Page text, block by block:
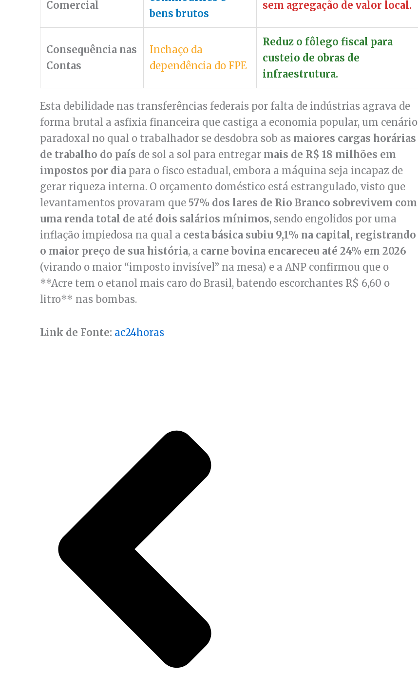
Comercial
bens brutos
sem agregação de valor local.
Consequência nas
Contas
Inchaço da
dependência do FPE
Reduz o fôlego fiscal para
custeio de obras de
infraestrutura.
Esta debilidade nas transferências federais por falta de indústrias agrava de
forma brutal a asfixia financeira que castiga a economia popular, um cenário
paradoxal no qual o trabalhador se desdobra sob as maiores cargas horárias
de trabalho do país de sol a sol para entregar mais de R$ 18 milhões em
impostos por dia para o fisco estadual, embora a máquina seja incapaz de
gerar riqueza interna. O orçamento doméstico está estrangulado, visto que
levantamentos provaram que 57% dos lares de Rio Branco sobrevivem com
uma renda total de até dois salários mínimos, sendo engolidos por uma
inflação impiedosa na qual a cesta básica subiu 9,1% na capital, registrando
o maior preço de sua história, a carne bovina encareceu até 24% em 2026
(virando o maior “imposto invisível” na mesa) e a ANP confirmou que o
**Acre tem o etanol mais caro do Brasil, batendo escorchantes R$ 6,60 o
litro** nas bombas.
Link de Fonte: ac24horas